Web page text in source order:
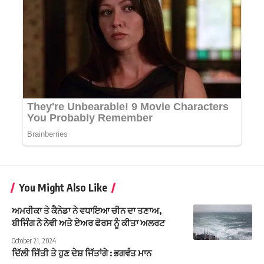
You Might Also Like
ਅਮਰੀਕਾ ਤੇ ਕੈਨੇਡਾ ਨੇ ਵਧਾਇਆ ਚੀਨ ਦਾ ਤਣਾਅ,
ਬੀਜਿੰਗ ਨੇ ਨੇਵੀ ਅਤੇ ਏਅਰ ਫੋਰਸ ਨੂੰ ਕੀਤਾ ਅਲਰਟ
October 21, 2024
ਦਿੱਲੀ ਜਿੱਤੀ ਤੇ ਹੁਣ ਦੇਸ਼ ਜਿੱਤਾਂਗੇ : ਭਗਵੰਤ ਮਾਨ